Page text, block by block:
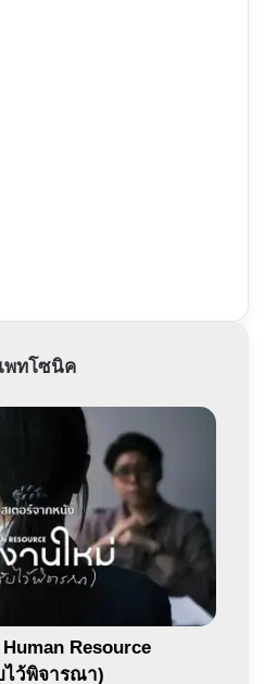
พทโซนิค
Resource
ไว้พิจารณา)